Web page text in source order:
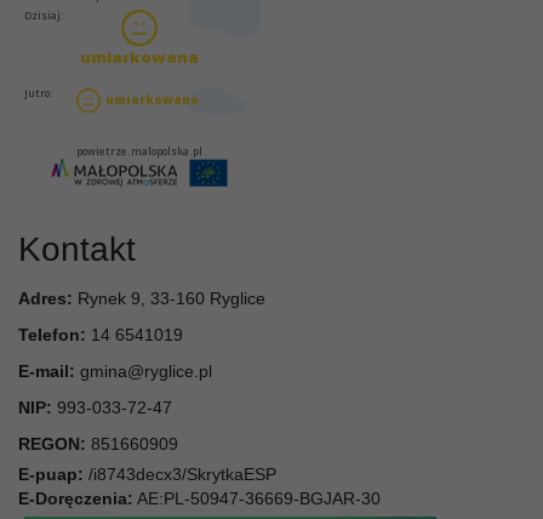
Kontakt
Adres: Rynek 9, 33-160 Ryglice
Telefon: 14 6541019
E-mail: gmina@ryglice.pl
NIP: 993-033-72-47
REGON: 851660909
E-puap: /i8743decx3/SkrytkaESP
E-Doręczenia: AE:PL-50947-36669-BGJAR-30